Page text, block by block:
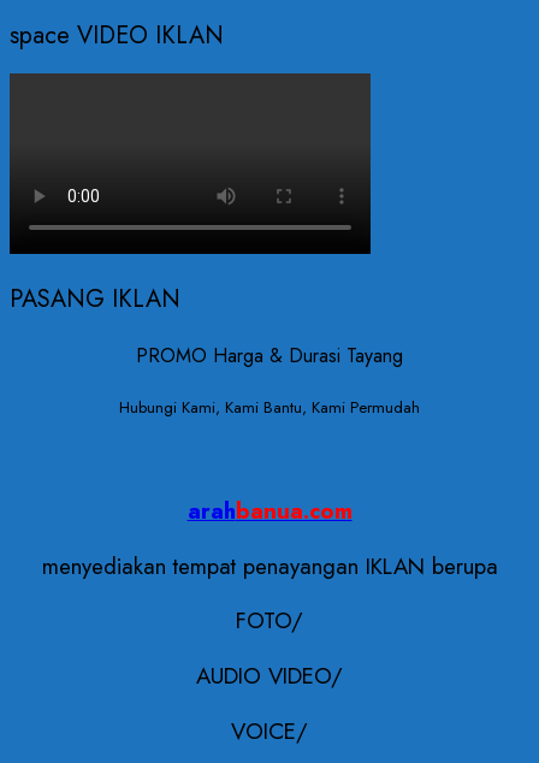
space VIDEO IKLAN
PASANG IKLAN
PROMO Harga & Durasi Tayang
Hubungi Kami, Kami Bantu, Kami Permudah
arahbanua.com
menyediakan tempat penayangan IKLAN berupa
FOTO/
AUDIO VIDEO/
VOICE/